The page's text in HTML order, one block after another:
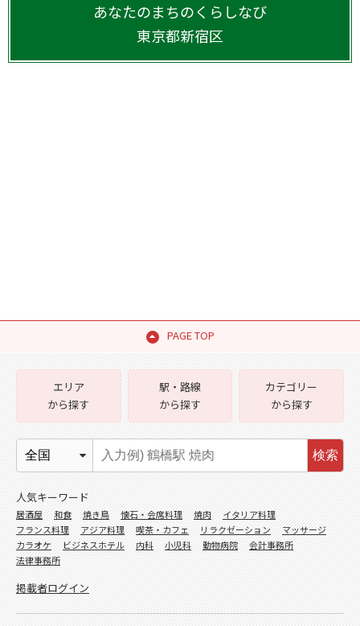
あなたのまちのくらしなび
東京都新宿区
PAGE TOP
エリア
から探す
駅・路線
から探す
カテゴリー
から探す
検索
人気キーワード
居酒屋 和食 焼き鳥 懐石・会席料理 焼肉
イタリア料理
フランス料理
アジア料理 喫茶・カフェ リラクゼーション
マッサージ
カラオケ
ビジネスホテル 内科 小児科 動物病院
会計事務所
法律事務所
掲載者ログイン